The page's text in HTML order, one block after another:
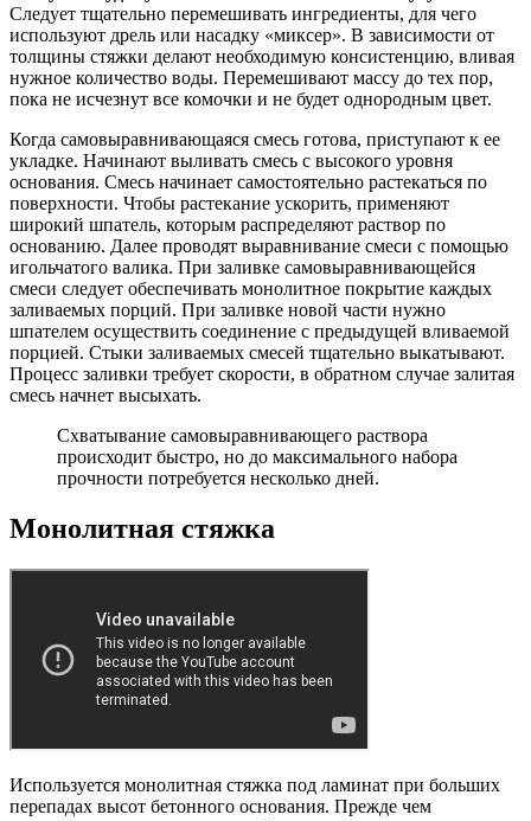
Следует тщательно перемешивать ингредиенты, для чего
используют дрель или насадку «миксер». В зависимости от
толщины стяжки делают необходимую консистенцию, вливая
нужное количество воды. Перемешивают массу до тех пор,
пока не исчезнут все комочки и не будет однородным цвет.
Когда самовыравнивающаяся смесь готова, приступают к ее
укладке. Начинают выливать смесь с высокого уровня
основания. Смесь начинает самостоятельно растекаться по
поверхности. Чтобы растекание ускорить, применяют
широкий шпатель, которым распределяют раствор по
основанию. Далее проводят выравнивание смеси с помощью
игольчатого валика. При заливке самовыравнивающейся
смеси следует обеспечивать монолитное покрытие каждых
заливаемых порций. При заливке новой части нужно
шпателем осуществить соединение с предыдущей вливаемой
порцией. Стыки заливаемых смесей тщательно выкатывают.
Процесс заливки требует скорости, в обратном случае залитая
смесь начнет высыхать.
Схватывание самовыравнивающего раствора
происходит быстро, но до максимального набора
прочности потребуется несколько дней.
Монолитная стяжка
Используется монолитная стяжка под ламинат при больших
перепадах высот бетонного основания. Прежде чем